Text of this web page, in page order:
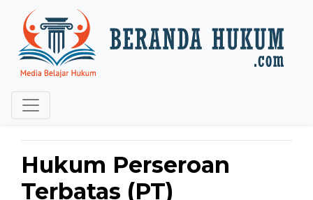
Hukum Perseroan
Terbatas (PT)